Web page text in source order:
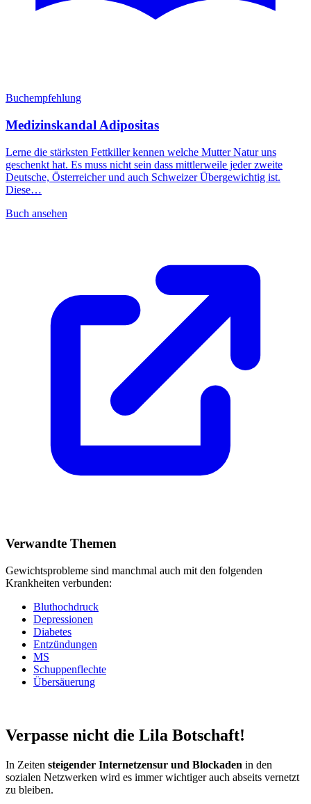
Buchempfehlung
Medizinskandal Adipositas
Lerne die stärksten Fettkiller kennen welche Mutter Natur uns
geschenkt hat. Es muss nicht sein dass mittlerweile jeder zweite
Deutsche, Österreicher und auch Schweizer Übergewichtig ist.
Diese…
Buch ansehen
Verwandte Themen
Gewichtsprobleme sind manchmal auch mit den folgenden
Krankheiten verbunden:
Bluthochdruck
Depressionen
Diabetes
Entzündungen
MS
Schuppenflechte
Übersäuerung
Verpasse nicht die Lila Botschaft!
In Zeiten steigender Internetzensur und Blockaden in den
sozialen Netzwerken wird es immer wichtiger auch abseits vernetzt
zu bleiben.